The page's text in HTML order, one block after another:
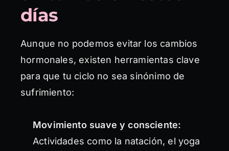
días
Aunque no podemos evitar los cambios
hormonales, existen herramientas clave
para que tu ciclo no sea sinónimo de
sufrimiento:
Movimiento suave y consciente:
Actividades como la natación, el yoga